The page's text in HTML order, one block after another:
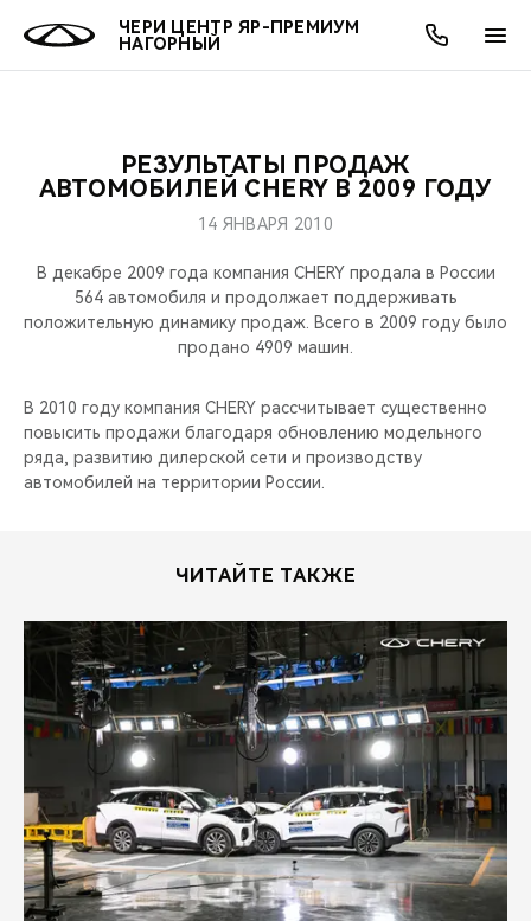
ЧЕРИ ЦЕНТР ЯР-ПРЕМИУМ
НАГОРНЫЙ
МОДЕЛИ
КРОССОВЕРЫ
НОВИНКИ
ПОКУПАТЕЛЯМ
КРЕДИТ И СТРАХОВАНИЕ
ВЛАДЕЛЬЦАМ
ЗАПЧАСТИ И АКСЕССУАРЫ
CHERY CONNECT
МИР CHERY
О БРЕНДЕ
ЛЮДИ CHERY
БЛАГОТВОРИТЕЛЬНОСТЬ
НАШИ МЕРОПРИЯТИЯ
ВИДЕООБЗОРЫ
CHERY ДЛЯ ДЕТЕЙ
АКЦИИ
ОНЛАЙН СЕРВИСЫ
КРЕДИТ
О КОМПАНИИ
МЫ В СОЦСЕТЯХ
РЕЗУЛЬТАТЫ ПРОДАЖ
АВТОМОБИЛЕЙ CHERY В 2009 ГОДУ
14 ЯНВАРЯ 2010
В декабре 2009 года компания CHERY продала в России
564 автомобиля и продолжает поддерживать
положительную динамику продаж. Всего в 2009 году было
продано 4909 машин.
В 2010 году компания CHERY рассчитывает существенно
повысить продажи благодаря обновлению модельного
ряда, развитию дилерской сети и производству
автомобилей на территории России.
ЧИТАЙТЕ ТАКЖЕ